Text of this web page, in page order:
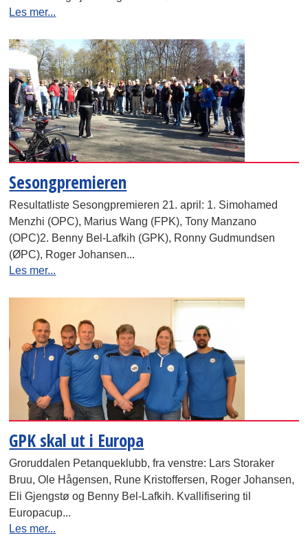
Les mer...
Sesongpremieren
Resultatliste Sesongpremieren 21. april: 1. Simohamed
Menzhi (OPC), Marius Wang (FPK), Tony Manzano
(OPC)2. Benny Bel-Lafkih (GPK), Ronny Gudmundsen
(ØPC), Roger Johansen...
Les mer...
GPK skal ut i Europa
Groruddalen Petanqueklubb, fra venstre: Lars Storaker
Bruu, Ole Hågensen, Rune Kristoffersen, Roger Johansen,
Eli Gjengstø og Benny Bel-Lafkih. Kvallifisering til
Europacup...
Les mer...